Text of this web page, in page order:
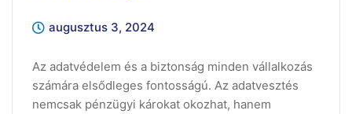
augusztus 3, 2024
Az adatvédelem és a biztonság minden vállalkozás
számára elsődleges fontosságú. Az adatvesztés
nemcsak pénzügyi károkat okozhat, hanem